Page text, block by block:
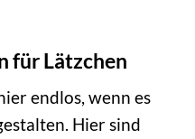
für Lätzchen
endlos, wenn es
Hier sind